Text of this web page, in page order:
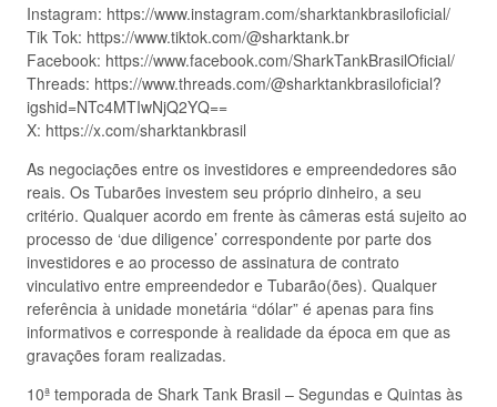
Instagram: https://www.instagram.com/sharktankbrasiloficial/
Tik Tok: https://www.tiktok.com/@sharktank.br
Facebook: https://www.facebook.com/SharkTankBrasilOficial/
Threads: https://www.threads.com/@sharktankbrasiloficial?
igshid=NTc4MTIwNjQ2YQ==
X: https://x.com/sharktankbrasil
As negociações entre os investidores e empreendedores são
reais. Os Tubarões investem seu próprio dinheiro, a seu
critério. Qualquer acordo em frente às câmeras está sujeito ao
processo de ‘due diligence’ correspondente por parte dos
investidores e ao processo de assinatura de contrato
vinculativo entre empreendedor e Tubarão(ões). Qualquer
referência à unidade monetária “dólar” é apenas para fins
informativos e corresponde à realidade da época em que as
gravações foram realizadas.
10ª temporada de Shark Tank Brasil – Segundas e Quintas às